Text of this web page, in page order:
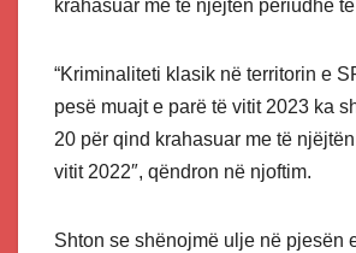
krahasuar me të njëjtën periudhë
“Kriminaliteti klasik në territorin e
pesë muajt e parë të vitit 2023 ka
20 për qind krahasuar me të
vitit 2022″, qëndron në njoftim.
Shton se shënojmë ulje në pjesën